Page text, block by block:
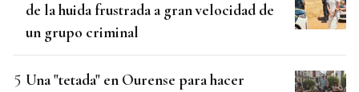
de la huida frustrada a gran velocidad de
un grupo criminal
Una "tetada" en Ourense para hacer